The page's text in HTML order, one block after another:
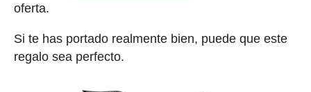
oferta.
Si te has portado realmente bien, puede que este
regalo sea perfecto.